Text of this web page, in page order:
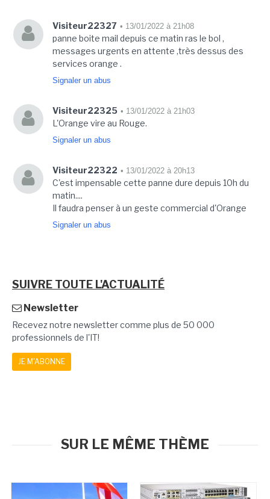
Visiteur22327 • 13/01/2022 à 21h08
panne boite mail depuis ce matin ras le bol ,
messages urgents en attente ,très dessus des
services orange .
Signaler un abus
Visiteur22325 • 13/01/2022 à 21h03
L'Orange vire au Rouge.
Signaler un abus
Visiteur22322 • 13/01/2022 à 20h13
C'est impensable cette panne dure depuis 10h du
matin....
Il faudra penser à un geste commercial d'Orange
Signaler un abus
SUIVRE TOUTE L'ACTUALITÉ
Newsletter
Recevez notre newsletter comme plus de 50 000
professionnels de l'IT!
JE M'ABONNE
SUR LE MÊME THÈME